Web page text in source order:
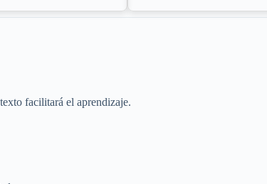
facilitará el aprendizaje.